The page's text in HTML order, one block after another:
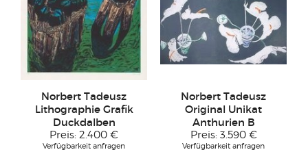
Norbert Tadeusz
Lithographie Grafik
Duckdalben
Preis: 2.400 €
Verfügbarkeit anfragen
Norbert Tadeusz
Original Unikat
Anthurien B
Preis: 3.590 €
Verfügbarkeit anfragen